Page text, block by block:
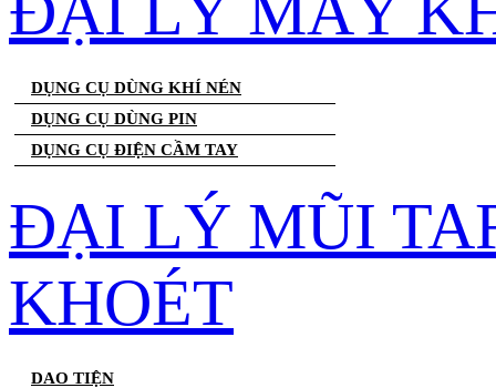
DỤNG CỤ DÙNG KHÍ NÉN
DỤNG CỤ DÙNG PIN
DỤNG CỤ ĐIỆN CẦM TAY
ĐẠI LÝ MŨI
KHOÉT
DAO TIỆN